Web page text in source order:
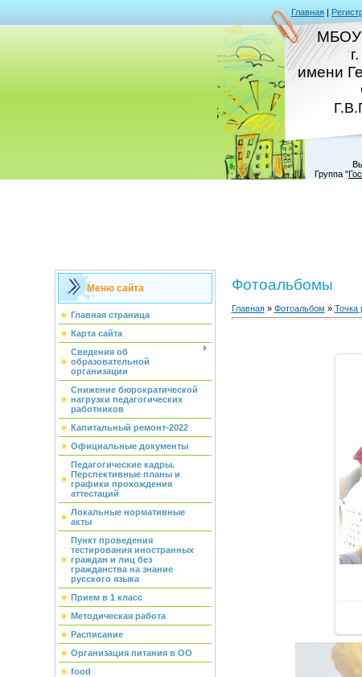
Главная |
МБОУ
имени
Группа "
Меню сайта
Главная страница
Карта сайта
Сведения об
образовательной
организации
Снижение бюрократической
нагрузки педагогических
работников
Капитальный ремонт-2022
Официальные документы
Педагогические кадры.
Перспективные планы и
графики прохождения
аттестаций
Локальные нормативные
акты
Пункт проведения
тестирования иностранных
граждан и лиц без
гражданства на знание
русского языка
Прием в 1 класс
Методическая работа
Расписание
Организация питания в ОО
food
Фотоальбомы
Главная» Фотоальбом » Точка